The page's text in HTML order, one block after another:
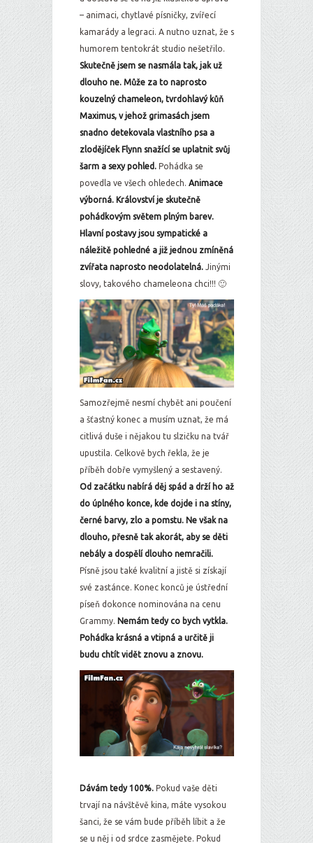
– animaci, chytlavé písničky, zvířecí
kamarády a legraci. A nutno uznat, že s
humorem tentokrát studio nešetřilo.
Skutečně jsem se nasmála tak, jak už
dlouho ne. Může za to naprosto
kouzelný chameleon, tvrdohlavý kůň
Maximus, v jehož grimasách jsem
snadno detekovala vlastního psa a
zlodějíček Flynn snažící se uplatnit svůj
šarm a sexy pohled. Pohádka se
povedla ve všech ohledech. Animace
výborná. Království je skutečně
pohádkovým světem plným barev.
Hlavní postavy jsou sympatické a
náležitě pohledné a již jednou zmíněná
zvířata naprosto neodolatelná. Jinými
slovy, takového chameleona chci!!! 🙂
Samozřejmě nesmí chybět ani poučení
a šťastný konec a musím uznat, že má
citlivá duše i nějakou tu slzičku na tvář
upustila. Celkově bych řekla, že je
příběh dobře vymyšlený a sestavený.
Od začátku nabírá děj spád a drží ho až
do úplného konce, kde dojde i na stíny,
černé barvy, zlo a pomstu. Ne však na
dlouho, přesně tak akorát, aby se děti
nebály a dospělí dlouho nemračili.
Písně jsou také kvalitní a jistě si získají
své zastánce. Konec konců je ústřední
píseň dokonce nominována na cenu
Grammy. Nemám tedy co bych vytkla.
Pohádka krásná a vtipná a určitě ji
budu chtít vidět znovu a znovu.
Dávám tedy 100%. Pokud vaše děti
trvají na návštěvě kina, máte vysokou
šanci, že se vám bude příběh líbit a že
se u něj i od srdce zasmějete. Pokud